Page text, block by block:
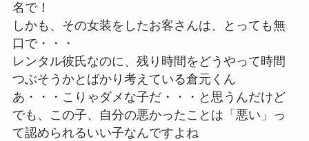
名で！
しかも、その女装をしたお客さんは、とっても無
口で・・・
レンタル彼氏なのに、残り時間をどうやって時間
つぶそうかとばかり考えている倉元くん
あ・・・こりゃダメな子だ・・・と思うんだけど
でも、この子、自分の悪かったことは「悪い」っ
て認められるいい子なんですよね